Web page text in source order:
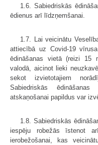
1.6. Sabiedriskās
ēdienus arī līdzņemšanai.
1.7. Lai veicinātu
attiecībā uz Covid-19
ēdināšanas vietā (reizi 15
valodā, aicinot lieki
sekot izvietotajiem
Sabiedriskās ēdināšanas
atskaņošanai papildus var
1.8. Sabiedriskās
iespēju robežās īstenot
ierobežošanai, kas